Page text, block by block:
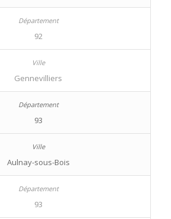
92
Gennevilliers
93
Aulnay-sous-Bois
93